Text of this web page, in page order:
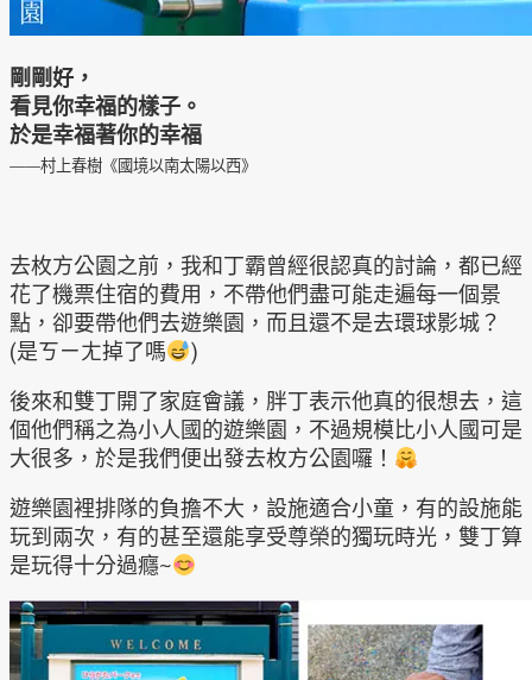
剛剛好，
看見你幸福的樣子。
於是幸福著你的幸福
——村上春樹《國境以南太陽以西》
去枚方公園之前，我和丁霸曾經很認真的討論，都已經
花了機票住宿的費用，不帶他們盡可能走遍每一個景
點，卻要帶他們去遊樂園，而且還不是去環球影城？
(是ㄎㄧㄤ掉了嗎
)
後來和雙丁開了家庭會議，胖丁表示他真的很想去，這
個他們稱之為小人國的遊樂園，不過規模比小人國可是
大很多，於是我們便出發去枚方公園囉！
遊樂園裡排隊的負擔不大，設施適合小童，有的設施能
玩到兩次，有的甚至還能享受尊榮的獨玩時光，雙丁算
是玩得十分過癮~